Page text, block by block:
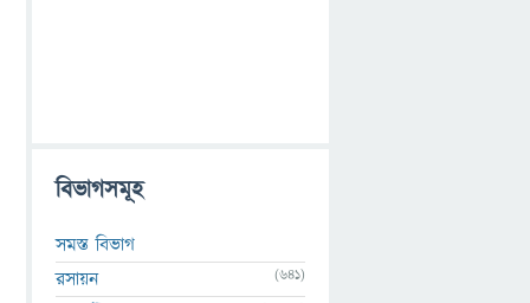
বিভাগসমূহ
সমস্ত বিভাগ
রসায়ন
(641)